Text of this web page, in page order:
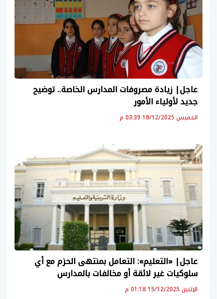
عاجل| زيادة مصروفات المدارس الخاصة.. توضيح
جديد لأولياء الأمور
الخميس 18/12/2025 03:39 م
عاجل| «التعليم»: التعامل بمنتهى الحزم مع أي
سلوكيات غير لائقة أو مخالفات بالمدارس
الإثنين 15/12/2025 01:18 م